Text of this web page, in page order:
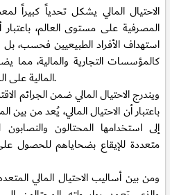
الاحتيال المالي يشكل تحدياً كبيراً
المصرفية على مستوى العالم، باعتبار
استهداف الأفراد الطبيعيين فحسب، بل
كالمؤسسات التجارية والمالية، مما
المالية على المستوى الاقتصادي لأي نظام مالي.
ويندرج الاحتيال المالي ضمن الجرائم
باعتبار أن الاحتيال المالي، يُعد من بين
إلى استخدامها المحتالون
متعددة للإيقاع بضحاياهم للحصول
ومن بين أساليب الاحتيال المالي